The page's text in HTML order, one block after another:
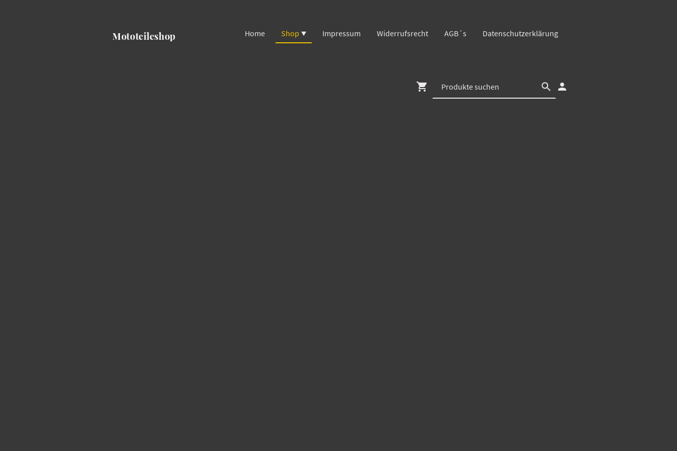
Mototeileshop Home Shop Impressum Widerrufsrecht AGB´s Datenschutzerklärung